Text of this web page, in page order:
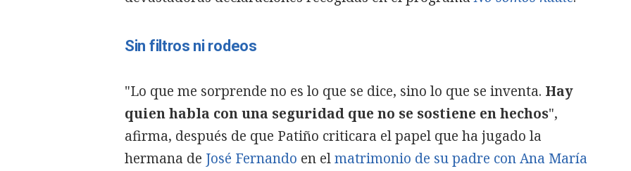
Sin filtros ni rodeos
"Lo que me sorprende no es lo que se dice, sino lo que se inventa. Hay
quien habla con una seguridad que no se sostiene en hechos",
afirma, después de que Patiño criticara el papel que ha jugado la
hermana de José Fernando en elmatrimonio de su padre con Ana María